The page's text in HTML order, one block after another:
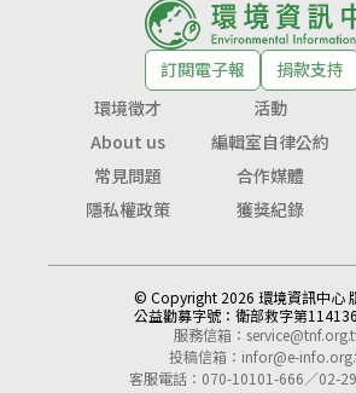
訂閱電子報
捐款支持
環境徵才
活動
About us
編輯室自律公約
常見問題
合作媒體
隱私權政策
獲獎紀錄
© Copyright 2026 環境資訊中心
公益勸募字號： 衛部救字第
服務信箱：
投稿信箱： infor@e-
客服電話：070-10101-666／02-